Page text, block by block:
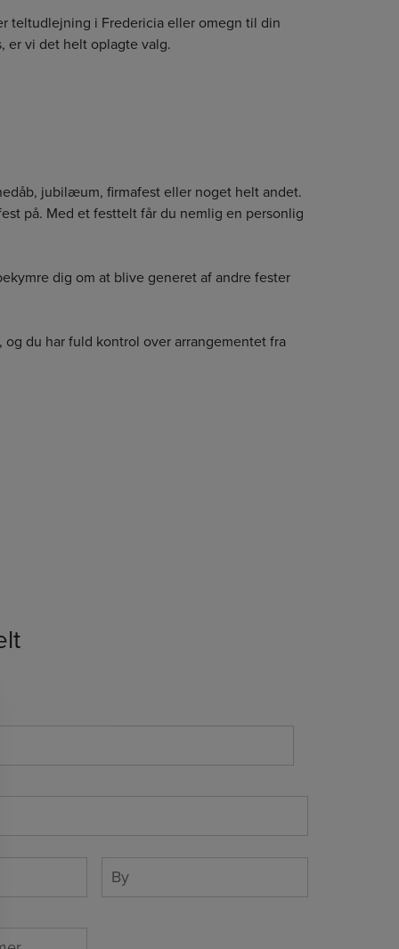
teltudlejning i Fredericia eller omegn til din
er vi det helt oplagte valg.
jubilæum, firmafest eller noget helt andet.
på. Med et festtelt får du nemlig en personlig
dig om at blive generet af andre fester
du har fuld kontrol over arrangementet fra
Dit
Postnr. By